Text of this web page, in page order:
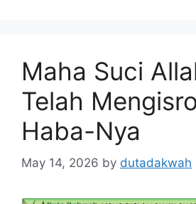
Maha Suci
Telah
Haba-Nya
May 14, 2026 by dutadakwah